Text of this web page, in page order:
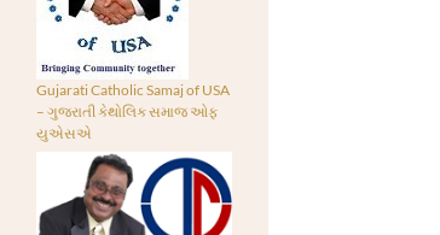
Gujarati Catholic Samaj of USA
– ગુજરાતી કેથોલિક સમાજ ઓફ
યુએસએ